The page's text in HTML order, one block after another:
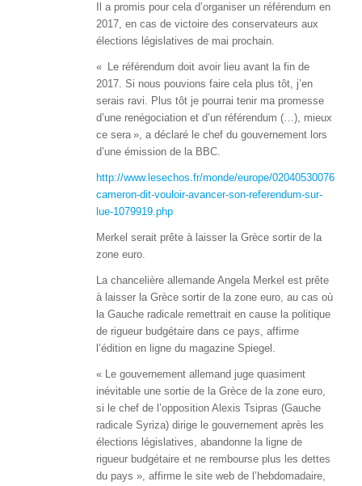
Il a promis pour cela d’organiser un référendum en
2017, en cas de victoire des conservateurs aux
élections législatives de mai prochain.
« Le référendum doit avoir lieu avant la fin de
2017. Si nous pouvions faire cela plus tôt, j’en
serais ravi. Plus tôt je pourrai tenir ma promesse
d’une renégociation et d’un référendum (…), mieux
ce sera », a déclaré le chef du gouvernement lors
d’une émission de la BBC.
http://www.lesechos.fr/monde/europe/0204053007651-
cameron-dit-vouloir-avancer-son-referendum-sur-
lue-1079919.php
Merkel serait prête à laisser la Grèce sortir de la
zone euro.
La chancelière allemande Angela Merkel est prête
à laisser la Grèce sortir de la zone euro, au cas où
la Gauche radicale remettrait en cause la politique
de rigueur budgétaire dans ce pays, affirme
l’édition en ligne du magazine Spiegel.
« Le gouvernement allemand juge quasiment
inévitable une sortie de la Grèce de la zone euro,
si le chef de l’opposition Alexis Tsipras (Gauche
radicale Syriza) dirige le gouvernement après les
élections législatives, abandonne la ligne de
rigueur budgétaire et ne rembourse plus les dettes
du pays », affirme le site web de l’hebdomadaire,